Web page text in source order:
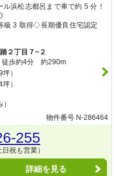
浜松志都呂まで車で約 5 分！
級 3 取得◇長期優良住宅認定
２丁目７−２
徒歩約4分 約290m
）
）
物件番号 N-286464
255
祝も営業）
詳細を見る